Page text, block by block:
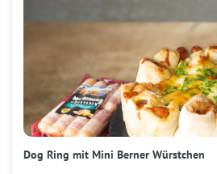
Dog Ring mit Mini Berner Würstchen